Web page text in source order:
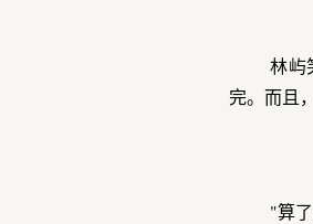
林屿
完。而且
"算